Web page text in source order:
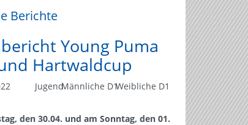
Berichte
Young Puma
Hartwaldcup
JugendMännliche D1Weibliche D1
den 30.04. und am Sonntag, den 01.